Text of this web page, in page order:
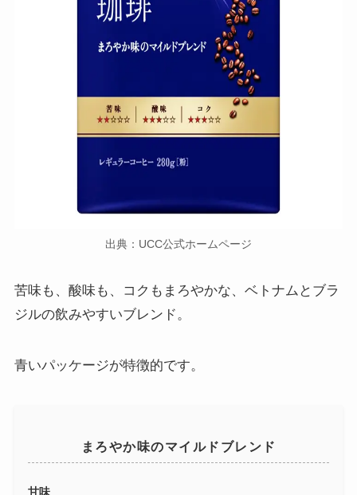
出典：UCC公式ホームページ
苦味も、酸味も、コクもまろやかな、ベトナムとブラ
ジルの飲みやすいブレンド。
青いパッケージが特徴的です。
まろやか味のマイルドブレンド
甘味